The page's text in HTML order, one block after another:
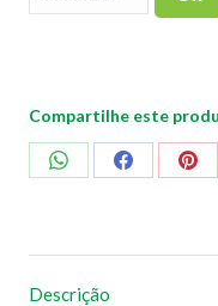
Compartilhe este
Compartilhar
Descrição